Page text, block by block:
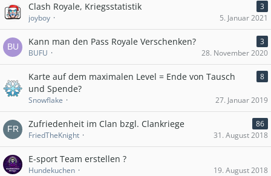
Clash Royale, Kriegsstatistik
3
joyboy
5. Januar 2021
Kann man den Pass Royale Verschenken?
3
BUFU
28. November 2020
Karte auf dem maximalen Level = Ende von Tausch
und Spende?
8
Snowflake 27. Januar 2019
Zufriedenheit im Clan bzgl. Clankriege
86
FriedTheKnight
31. August 2018
E-sport Team erstellen ?
Hundekuchen 19. August 2018